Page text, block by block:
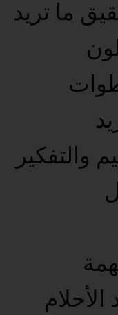
ما تريد
والتفكير
الأحلام